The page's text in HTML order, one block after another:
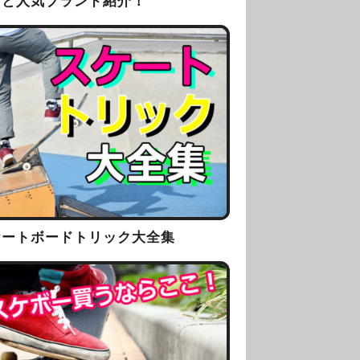
トボードトリック大全集